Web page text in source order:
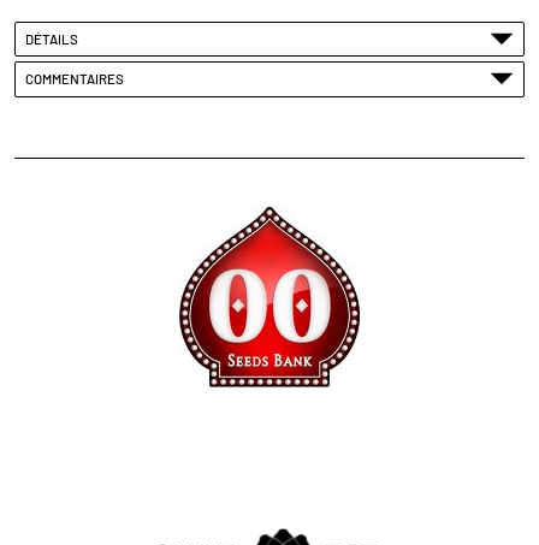
DÉTAILS
COMMENTAIRES